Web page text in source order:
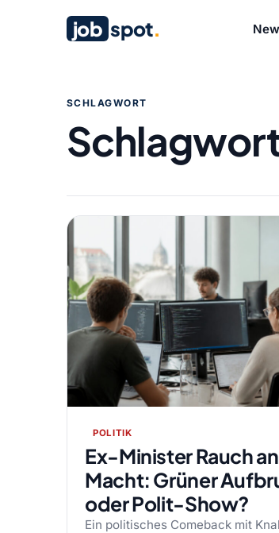
job spot.
SCHLAGWORT
POLITIK
Ex-Minister Rauch
Macht: Grüner
oder Polit-Show?
Ein politisches Comeback mit